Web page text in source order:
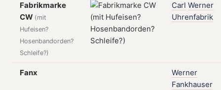
Fabrikmarke
CW (mit
Hufeisen?
Hosenbandorden?
Schleife?)
Carl Werner
Uhrenfabrik
Fanx
Werner
Fankhauser